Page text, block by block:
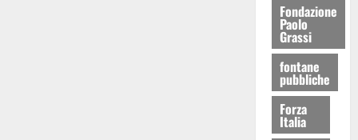
Fondazione
Paolo
Grassi
fontane
pubbliche
Forza
Italia